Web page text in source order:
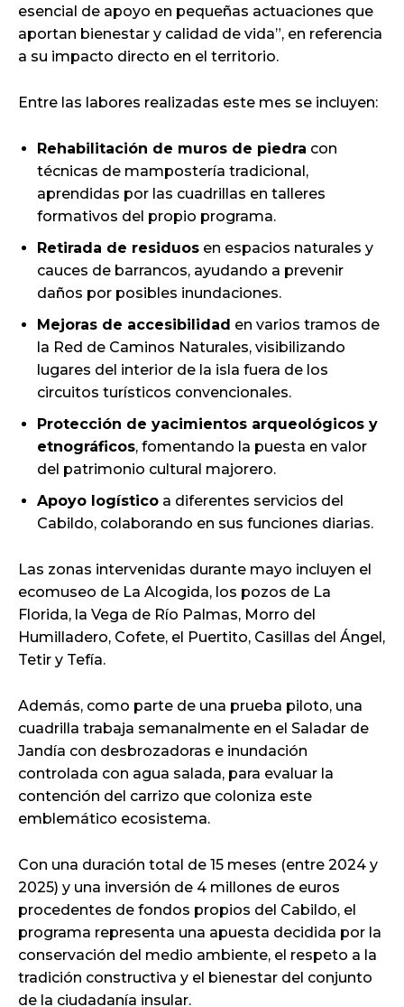
esencial de apoyo en pequeñas actuaciones que
aportan bienestar y calidad de vida”, en referencia
a su impacto directo en el territorio.
Entre las labores realizadas este mes se incluyen:
Rehabilitación de muros de piedra con
técnicas de mampostería tradicional,
aprendidas por las cuadrillas en talleres
formativos del propio programa.
Retirada de residuos en espacios naturales y
cauces de barrancos, ayudando a prevenir
daños por posibles inundaciones.
Mejoras de accesibilidad en varios tramos de
la Red de Caminos Naturales, visibilizando
lugares del interior de la isla fuera de los
circuitos turísticos convencionales.
Protección de yacimientos arqueológicos y
etnográficos, fomentando la puesta en valor
del patrimonio cultural majorero.
Apoyo logístico a diferentes servicios del
Cabildo, colaborando en sus funciones diarias.
Las zonas intervenidas durante mayo incluyen el
ecomuseo de La Alcogida, los pozos de La
Florida, la Vega de Río Palmas, Morro del
Humilladero, Cofete, el Puertito, Casillas del Ángel,
Tetir y Tefía.
Además, como parte de una prueba piloto, una
cuadrilla trabaja semanalmente en el Saladar de
Jandía con desbrozadoras e inundación
controlada con agua salada, para evaluar la
contención del carrizo que coloniza este
emblemático ecosistema.
Con una duración total de 15 meses (entre 2024 y
2025) y una inversión de 4 millones de euros
procedentes de fondos propios del Cabildo, el
programa representa una apuesta decidida por la
conservación del medio ambiente, el respeto a la
tradición constructiva y el bienestar del conjunto
de la ciudadanía insular.